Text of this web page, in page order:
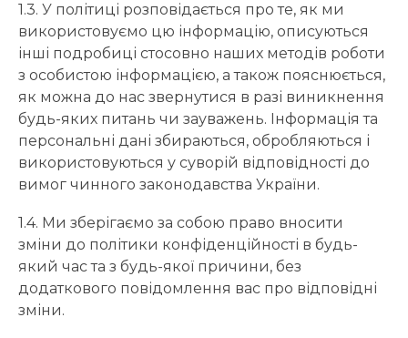
1.3. У політиці розповідається про те, як ми
використовуємо цю інформацію, описуються
інші подробиці стосовно наших методів роботи
з особистою інформацією, а також пояснюється,
як можна до нас звернутися в разі виникнення
будь-яких питань чи зауважень. Інформація та
персональні дані збираються, обробляються і
використовуються у суворій відповідності до
вимог чинного законодавства України.
1.4. Ми зберігаємо за собою право вносити
зміни до політики конфіденційності в будь-
який час та з будь-якої причини, без
додаткового повідомлення вас про відповідні
зміни.